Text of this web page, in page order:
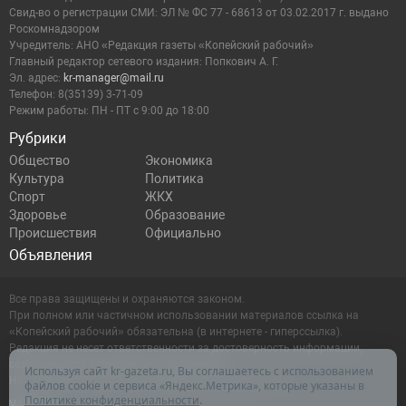
Рубрики
Общество
Экономика
Культура
Политика
Спорт
ЖКХ
Здоровье
Образование
Происшествия
Официально
Объявления
Cвид-во о регистрации СМИ: ЭЛ № ФС 77 - 68613 от 03.02.2017 г. выдано
Роскомнадзором
Учредитель: АНО «Редакция газеты «Копейский рабочий»
Главный редактор сетевого издания: Попкович А. Г.
Эл. адрес: kr-manager@mail.ru
Телефон: 8(35139) 3-71-09
Режим работы: ПН - ПТ с 9:00 до 18:00
Все права защищены и охраняются законом.
При полном или частичном использовании материалов ссылка на
«Копейский рабочий» обязательна (в интернете - гиперссылка).
Редакция не несет ответственности за достоверность информации,
содержащейся в рекламных объявлениях.
Настоящий ресурс может содержать материалы 16+
Используя сайт kr-gazeta.ru, Вы соглашаетесь с использованием
файлов cookie и сервиса «Яндекс.Метрика», которые указаны в
Политике конфиденциальности.